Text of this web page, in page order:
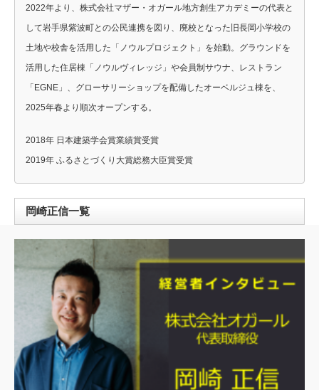
2022年より、株式会社マザー・オガール地方創生アカデミーの代表と
して岩手県紫波町との公民連携を図り、廃校となった旧長岡小学校の
土地や校舎を活用した「ノウルプロジェクト」を始動。グラウンドを
活用した住居棟「ノウルヴィレッジ」や会員制サウナ、レストラン
「EGNE」、グローサリーショップを配備したオーベルジュ棟を、
2025年春より順次オープンする。
2018年 日本建築学会賞業績賞受賞
2019年 ふるさとづくり大賞総務大臣賞受賞
岡崎正信一覧